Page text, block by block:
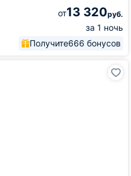
от13 320руб.
за 1 ночь
Получите666 бонусов